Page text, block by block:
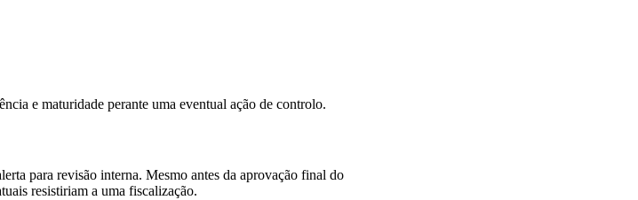
e maturidade perante uma eventual ação de controlo.
para revisão interna. Mesmo antes da aprovação final do
resistiriam a uma fiscalização.